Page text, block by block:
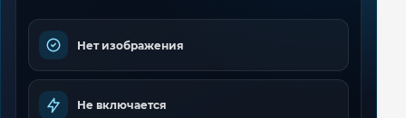
Нет изображения
Не включается